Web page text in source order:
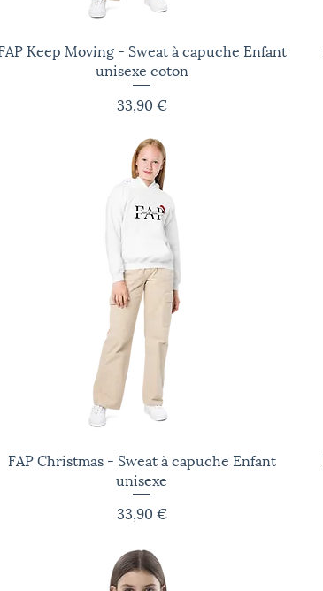
Aperçu rapide
Keep Moving - Sweat à capuche Enfant
unisexe coton
Prix
33,90 €
Aperçu rapide
FAP Christmas - Sweat à capuche Enfant
unisexe
Prix
33,90 €